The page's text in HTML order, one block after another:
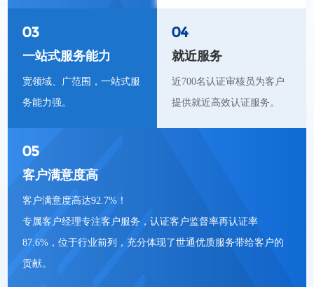
03
一站式服务能力
宽领域、广范围，一站式服
务能力强。
04
就近服务
近700名认证审核员为客户
提供就近高效认证服务。
05
客户满意度高
客户满意度高达92.7%！
专属客户经理专注客户服务，认证客户监督率再认证率
87.6%，位于行业前列，充分体现了世通优质服务带给客户的
贡献。